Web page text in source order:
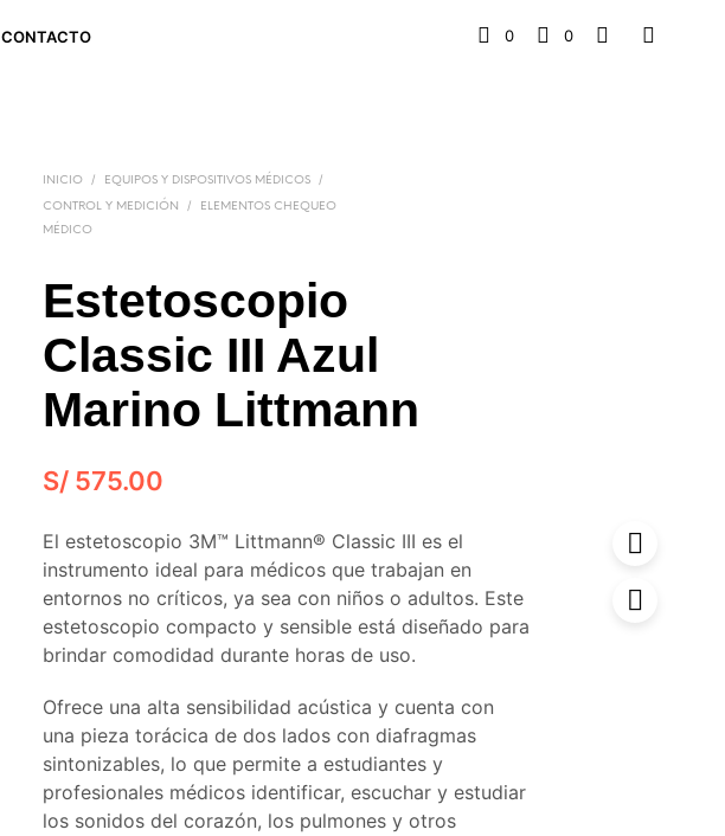
CONTACTO 0 0
INICIO / EQUIPOS Y DISPOSITIVOS MÉDICOS /
CONTROL Y MEDICIÓN /
ELEMENTOS CHEQUEO
MÉDICO
Estetoscopio
Classic III Azul
Marino Littmann
S/ 575.00
El estetoscopio 3M™ Littmann® Classic III es el
instrumento ideal para médicos que trabajan en
entornos no críticos, ya sea con niños o adultos. Este
estetoscopio compacto y sensible está diseñado para
brindar comodidad durante horas de uso.
Ofrece una alta sensibilidad acústica y cuenta con
una pieza torácica de dos lados con diafragmas
sintonizables, lo que permite a estudiantes y
profesionales médicos identificar, escuchar y estudiar
los sonidos del corazón, los pulmones y otros